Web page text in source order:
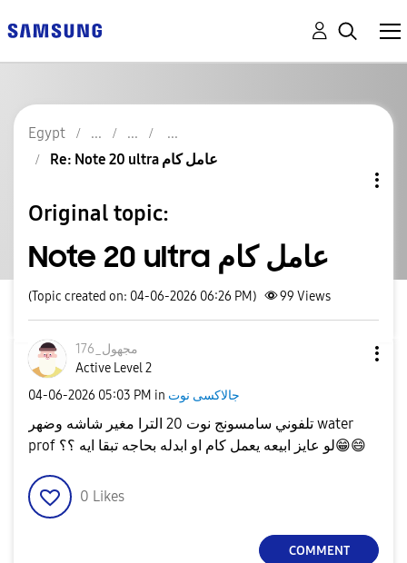
Egypt
Re: Note 20 ultra عامل كام
Original topic:
Note 20 ultra عامل كام
(Topic created on: 04-06-2026 06:26 PM) 99 Views
مجهول_176
Active Level 2
‎04-06-2026 05:03 PM in جالاكسى نوت
تلفوني سامسونج نوت 20 الترا مغير شاشه وضهر water
prof لو عايز ابيعه يعمل كام او ابدله بحاجه تبقا ايه ؟؟😁😄
0 Likes
COMMENT